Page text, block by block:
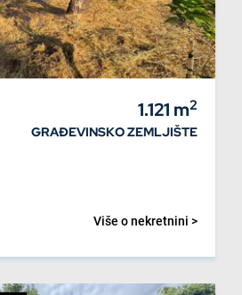
1.121 m2
GRAĐEVINSKO ZEMLJIŠTE
Više o nekretnini >